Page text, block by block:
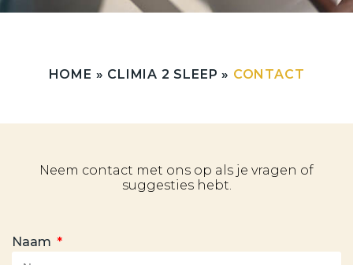
HOME » CLIMIA 2 SLEEP » CONTACT
Neem contact met ons op als je vragen of
suggesties hebt.
Naam